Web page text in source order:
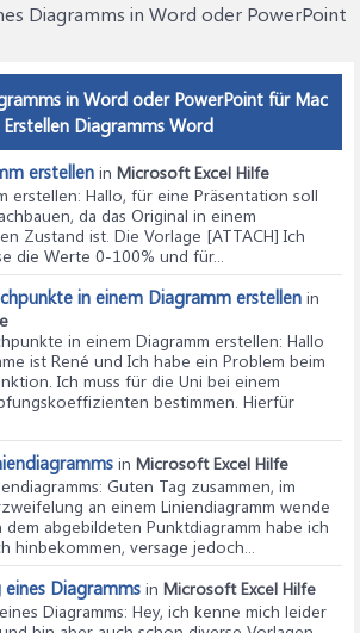
Diagramms in Word oder PowerPoint
in Word oder PowerPoint für Mac
Diagramms Word
erstellen in Microsoft Excel Hilfe
erstellen: Hallo, für eine Präsentation soll
da das Original in einem
Zustand ist. Die Vorlage [ATTACH] Ich
die Werte 0-100% und für...
in einem Diagramm erstellen in
in einem Diagramm erstellen: Hallo
ist René und Ich habe ein Problem beim
Ich muss für die Uni bei einem
bestimmen. Hierfür
in Microsoft Excel Hilfe
: Guten Tag zusammen, im
an einem Liniendiagramm wende
dem abgebildeten Punktdiagramm habe ich
hinbekommen, versage jedoch...
Diagramms in Microsoft Excel Hilfe
Diagramms: Hey, ich kenne mich leider